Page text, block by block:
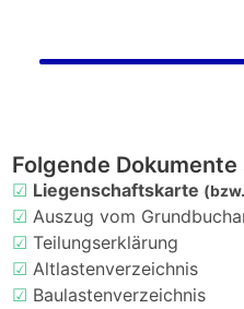
Folgende
☑ Liegenschaftskarte
☑ Auszug vom
☑ Teilungserklärung
☑ Altlastenverzeichnis
☑ Baulastenverzeichnis